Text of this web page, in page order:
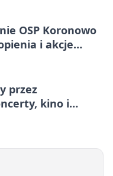
OSP Koronowo
i akcje
przez
kino i